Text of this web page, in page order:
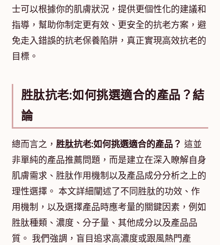
士可以根據你的肌膚狀況，提供更個性化的建議和
指導，幫助你制定更有效、更安全的抗老方案，避
免走入錯誤的抗老保養陷阱，真正實現高效抗老的
目標。
胜肽抗老:如何挑選適合的產品？結
論
總而言之， 胜肽抗老:如何挑選適合的產品？ 這並
非單純的產品推薦問題，而是建立在深入瞭解自身
肌膚需求、胜肽作用機制以及產品成分分析之上的
理性選擇。 本文詳細闡述了不同胜肽的功效、作
用機制，以及選擇產品時應考量的關鍵因素，例如
胜肽種類、濃度、分子量、其他成分以及產品品
質。 我們強調，盲目追求高濃度或跟風熱門產